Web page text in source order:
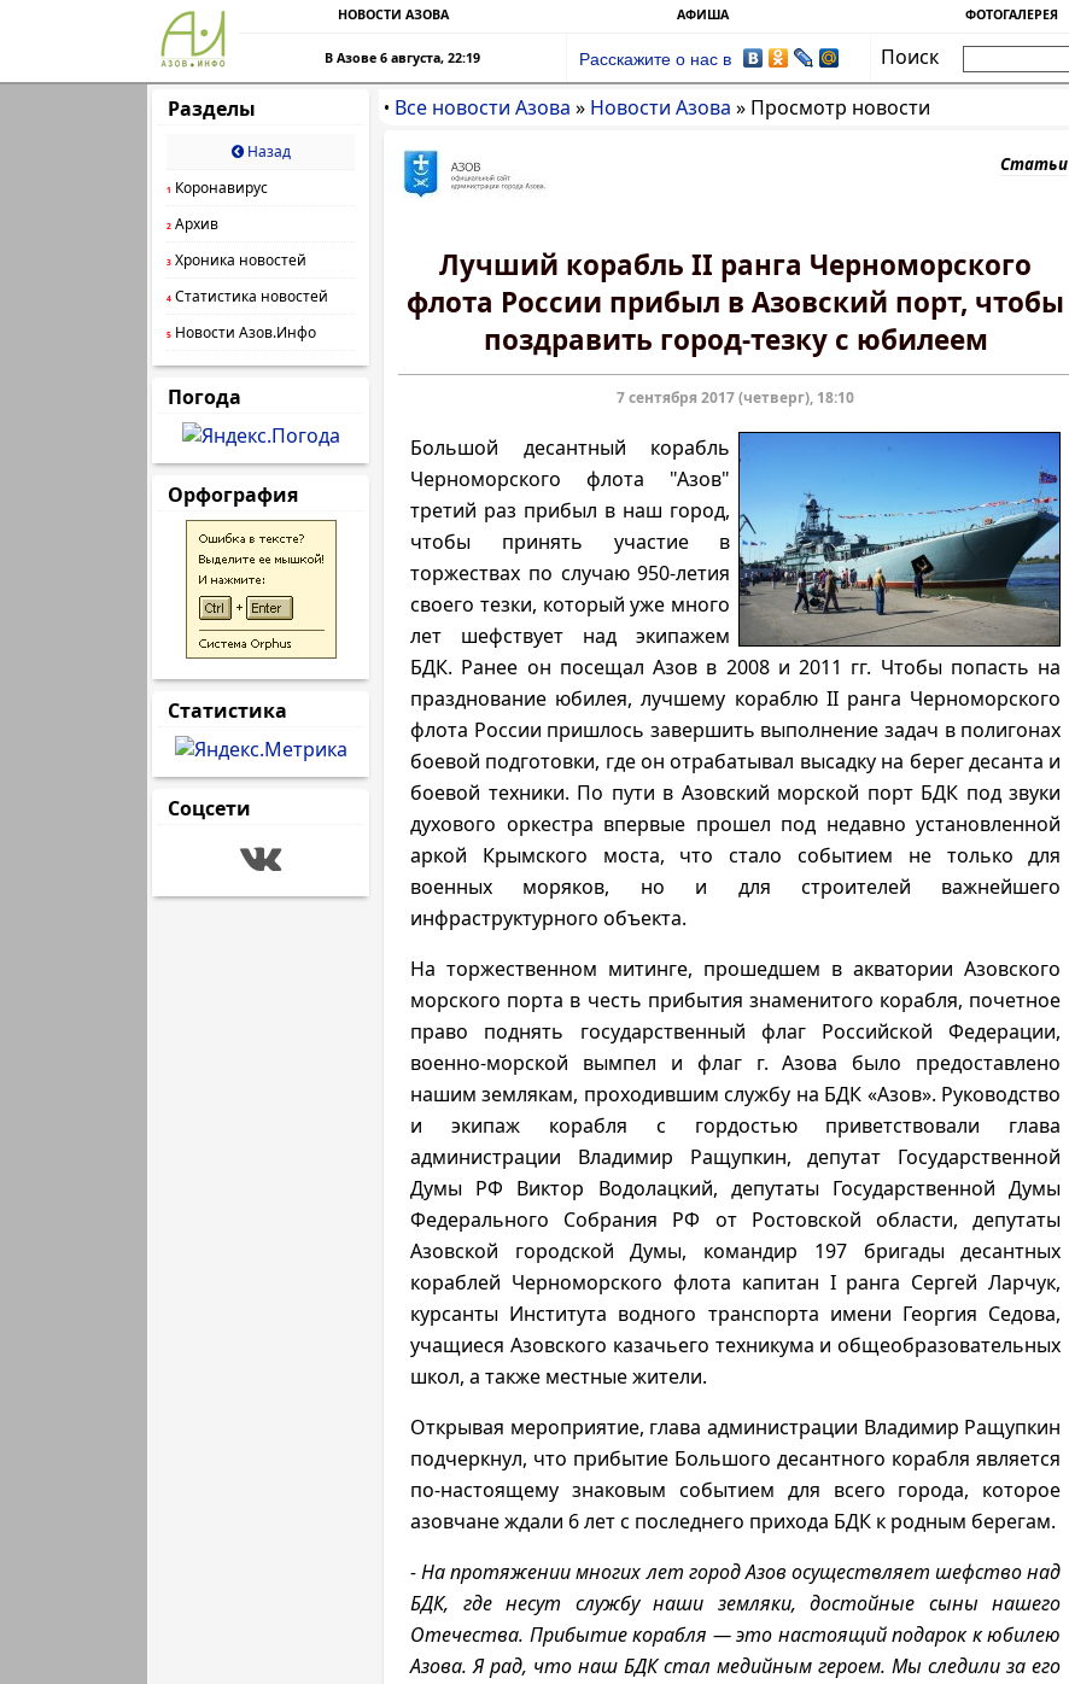
НОВОСТИ АЗОВА АФИША ФОТОГАЛЕРЕЯ
В Азове 6 августа, 22:19 Расскажите о нас в
Поиск
Разделы
Назад
1 Коронавирус
2 Архив
3 Хроника новостей
4 Статистика новостей
5 Новости Азов.Инфо
Погода
Орфография
Статистика
Соцсети
• Все новости Азова » Новости Азова » Просмотр новости
Статьи
Лучший корабль II ранга Черноморского
флота России прибыл в Азовский порт, чтобы
поздравить город-тезку с юбилеем
7 сентября 2017 (четверг), 18:10
Большой десантный корабль
Черноморского флота "Азов"
третий раз прибыл в наш город,
чтобы принять участие в
торжествах по случаю 950-летия
своего тезки, который уже много
лет шефствует над экипажем
БДК. Ранее он посещал Азов в 2008 и 2011 гг. Чтобы попасть на
празднование юбилея, лучшему кораблю II ранга Черноморского
флота России пришлось завершить выполнение задач в полигонах
боевой подготовки, где он отрабатывал высадку на берег десанта и
боевой техники. По пути в Азовский морской порт БДК под звуки
духового оркестра впервые прошел под недавно установленной
аркой Крымского моста, что стало событием не только для
военных моряков, но и для строителей важнейшего
инфраструктурного объекта.
На торжественном митинге, прошедшем в акватории Азовского
морского порта в честь прибытия знаменитого корабля, почетное
право поднять государственный флаг Российской Федерации,
военно-морской вымпел и флаг г. Азова было предоставлено
нашим землякам, проходившим службу на БДК «Азов». Руководство
и экипаж корабля с гордостью приветствовали глава
администрации Владимир Ращупкин, депутат Государственной
Думы РФ Виктор Водолацкий, депутаты Государственной Думы
Федерального Собрания РФ от Ростовской области, депутаты
Азовской городской Думы, командир 197 бригады десантных
кораблей Черноморского флота капитан I ранга Сергей Ларчук,
курсанты Института водного транспорта имени Георгия Седова,
учащиеся Азовского казачьего техникума и общеобразовательных
школ, а также местные жители.
Открывая мероприятие, глава администрации Владимир Ращупкин
подчеркнул, что прибытие Большого десантного корабля является
по-настоящему знаковым событием для всего города, которое
азовчане ждали 6 лет с последнего прихода БДК к родным берегам.
- На протяжении многих лет город Азов осуществляет шефство над
БДК, где несут службу наши земляки, достойные сыны нашего
Отечества. Прибытие корабля — это настоящий подарок к юбилею
Азова. Я рад, что наш БДК стал медийным героем. Мы следили за его